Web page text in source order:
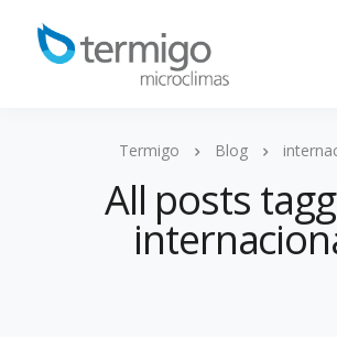
Termigo Blog
All posts